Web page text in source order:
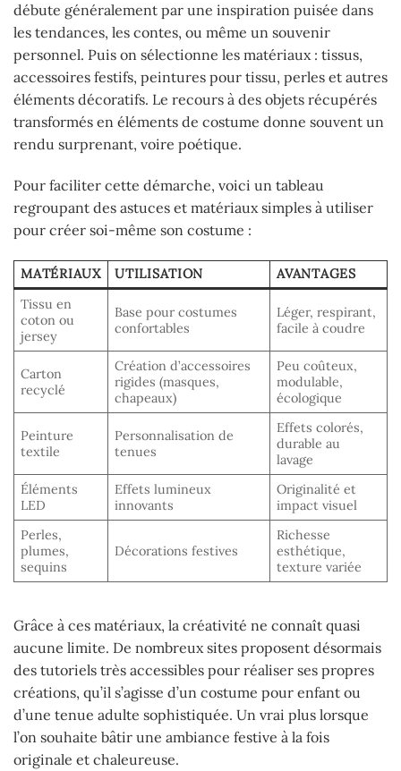
débute généralement par une inspiration puisée dans
les tendances, les contes, ou même un souvenir
personnel. Puis on sélectionne les matériaux : tissus,
accessoires festifs, peintures pour tissu, perles et autres
éléments décoratifs. Le recours à des objets récupérés
transformés en éléments de costume donne souvent un
rendu surprenant, voire poétique.
Pour faciliter cette démarche, voici un tableau
regroupant des astuces et matériaux simples à utiliser
pour créer soi-même son costume :
MATÉRIAUX UTILISATION
AVANTAGES
Tissu en
coton ou
jersey
Base pour costumes
confortables
Léger, respirant,
facile à coudre
Carton
recyclé
Création d’accessoires
rigides (masques,
chapeaux)
Peu coûteux,
modulable,
écologique
Peinture
textile
Personnalisation de
tenues
Effets colorés,
durable au
lavage
Éléments
LED
Effets lumineux
innovants
Originalité et
impact visuel
Perles,
plumes,
sequins
Décorations festives
Richesse
esthétique,
texture variée
Grâce à ces matériaux, la créativité ne connaît quasi
aucune limite. De nombreux sites proposent désormais
des tutoriels très accessibles pour réaliser ses propres
créations, qu’il s’agisse d’un costume pour enfant ou
d’une tenue adulte sophistiquée. Un vrai plus lorsque
l’on souhaite bâtir une ambiance festive à la fois
originale et chaleureuse.